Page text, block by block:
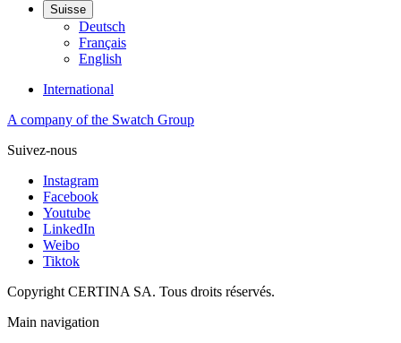
Suisse
Deutsch
Français
English
International
A company of the Swatch Group
Suivez-nous
Instagram
Facebook
Youtube
LinkedIn
Weibo
Tiktok
Copyright CERTINA SA. Tous droits réservés.
Main navigation